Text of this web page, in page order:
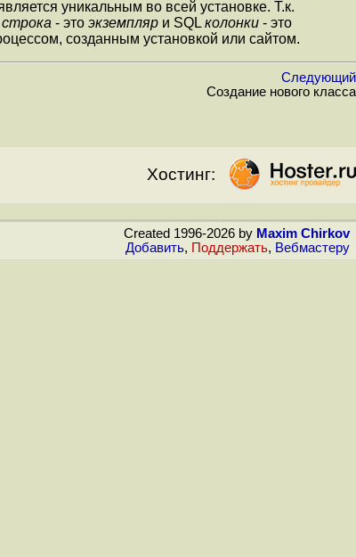
уникальным во всей установке. Т.к.
строка - это экземпляр и SQL колонки - это
созданным установкой или сайтом.
Следующий
Создание нового класса
Хостинг:
Created 1996-2026 by Maxim Chirkov
Добавить, Поддержать, Вебмастеру